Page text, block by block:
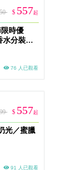
$ 557起
時優
水分裝瓶
76 人已觀看
$ 557起
光／蜜臘
91 人已觀看